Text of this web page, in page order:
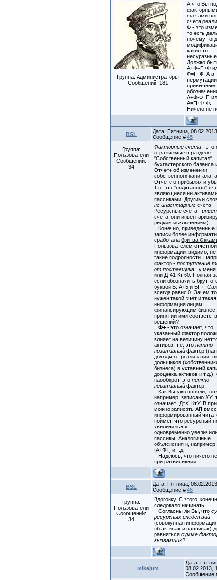
Группа: Администраторы
Сообщений: 181
А что Вы
счетами
счета
Ф - это
то есть
почему
какие-то
Должно
А+Ф=П+Ф
Ф=П-Ф. А в
пермутации
привычные
А+Ф-Ф=П
А=П+Ф-Ф.
Ничего не
BSL
Дата: Пятница,
Сообщение #45
Группа:
Пользователи
Сообщений:
34
Факторные счета - это
отражаемые в разделе
"Собственный капитал"
бухгалтерского баланса
Отчете об изменении
собственного капитала,
Отчете о прибылях и
Т.е. это "подставные"
являющиеся ни
пассивами. Другими
не инвентарные счета.
Ресурсные счета -
счета, они
редким исключением).
Конечно, приведенные
записи более
сработалабритва
Пользователем отчетной
информации, видимо,
такие подробности.
фактор -поступление
от поставщика: у меня
или Дт41 Кт 60. Полная
если обозначить
буквой Б: А+Б и БП+.
всегда равно 0. Зачем
нужен такой счет и такая
информация лицам,
финансирующим
принятии ими
решений?
Ф+ - это означает, что
указанный фактор
влияет на величину
активов, т.е. этонетто-
позитивный фактор
доходы от реализации,
дольщиков
бизнеса) в уставный
дооценка активов и т.д.).
наооборот, этонетто-
негативный фактор.
Как Вы уже поняли,
например, записано ХУ,
означает: ДтХКтУ. В
можно записать АП
информированный
поймет, что ресурсный
увеличился и
одновременно
пассивы. Аналогичные
объяснения и,
(А+Ф+) и т.д.
Надеюсь, что ничего
при разъяснении.
BSL
Дата: Пятница,
Сообщение #46
Группа:
Пользователи
Сообщений:
34
Вдогонку. С этого,
следовало начинать.
Согласны ли Вы, что
ресурсных следствий
(совокупная
об активах и пассивах)
равнятьсясумме
вызвавших?
mikejum
Дата:
08.02.2013,
Сообщение